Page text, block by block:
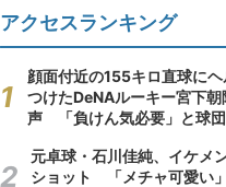
アクセスランキング
顔面付近の155キロ直球にヘ
つけたDeNAルーキー宮下朝
声 「負けん気必要」と球
元卓球・石川佳純、イケメ
ショット 「メチャ可愛い